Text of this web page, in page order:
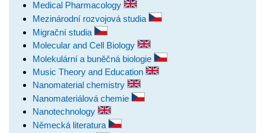
Medical Pharmacology
Mezinárodní rozvojová studia
Migrační studia
Molecular and Cell Biology
Molekulární a buněčná biologie
Music Theory and Education
Nanomaterial chemistry
Nanomateriálová chemie
Nanotechnology
Německá literatura